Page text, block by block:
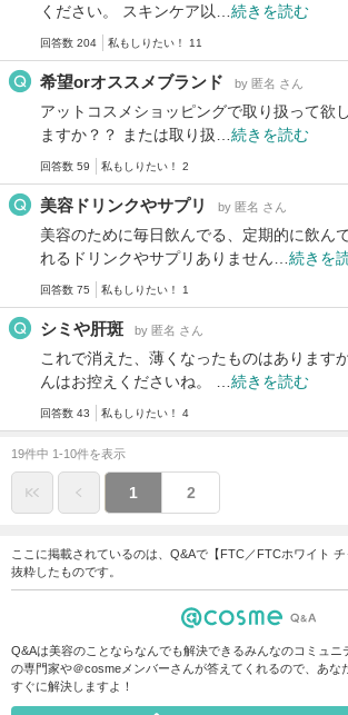
ください。 スキンケア以… 続きを読む
回答数 204 私もしりたい！ 11
希望orオススメブランド by 匿名 さん
アットコスメショッピングで取り扱って欲
ますか？？ または取り扱… 続きを読む
回答数 59 私もしりたい！ 2
美容ドリンクやサプリ by 匿名 さん
美容のために毎日飲んでる、定期的に飲ん
れるドリンクやサプリありません… 続きを
回答数 75 私もしりたい！ 1
シミや肝斑 by 匿名 さん
これで消えた、薄くなったものはあります
んはお控えくださいね。 … 続きを読む
回答数 43 私もしりたい！ 4
19件中 1-10件を表示
1 2
ここに掲載されているのは、Q&Aで【FTC／FTCホワイト
抜粋したものです。
Q&Aは美容のことならなんでも解決できるみんなのコミュニ
の専門家や＠cosmeメンバーさんが答えてくれるので、あな
すぐに解決しますよ！